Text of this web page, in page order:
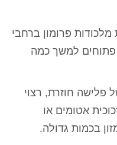
פרומון ברחבי
למשך כמה
פלישה חוזרת, רצוי
אטומים או
בכמות גדולה.